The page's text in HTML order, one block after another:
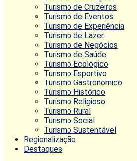
Turismo de Cruzeiros
Turismo de Eventos
Turismo de Experiência
Turismo de Lazer
Turismo de Negócios
Turismo de Saúde
Turismo Ecológico
Turismo Esportivo
Turismo Gastronômico
Turismo Histórico
Turismo Religioso
Turismo Rural
Turismo Social
Turismo Sustentável
Regionalização
Destaques